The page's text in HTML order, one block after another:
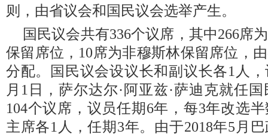
则，由省议会和国民议会选举产生。
国民议会共有336个议席，其中266席
保留席位，10席为非穆斯林保留席位，
分配。国民议会设议长和副议长各1人
月1日，萨尔达尔·阿亚兹·萨迪克就任
104个议席，议员任期6年，每3年改选
主席各1人，任期3年。由于2018年5月